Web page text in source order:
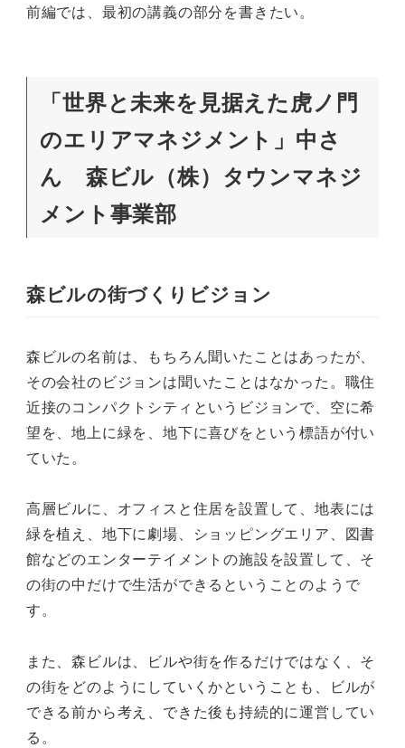
前編では、最初の講義の部分を書きたい。
「世界と未来を見据えた虎ノ門
のエリアマネジメント」中さ
ん 森ビル（株）タウンマネジ
メント事業部
森ビルの街づくりビジョン
森ビルの名前は、もちろん聞いたことはあったが、
その会社のビジョンは聞いたことはなかった。職住
近接のコンパクトシティというビジョンで、空に希
望を、地上に緑を、地下に喜びをという標語が付い
ていた。
高層ビルに、オフィスと住居を設置して、地表には
緑を植え、地下に劇場、ショッピングエリア、図書
館などのエンターテイメントの施設を設置して、そ
の街の中だけで生活ができるということのようで
す。
また、森ビルは、ビルや街を作るだけではなく、そ
の街をどのようにしていくかということも、ビルが
できる前から考え、できた後も持続的に運営してい
る。